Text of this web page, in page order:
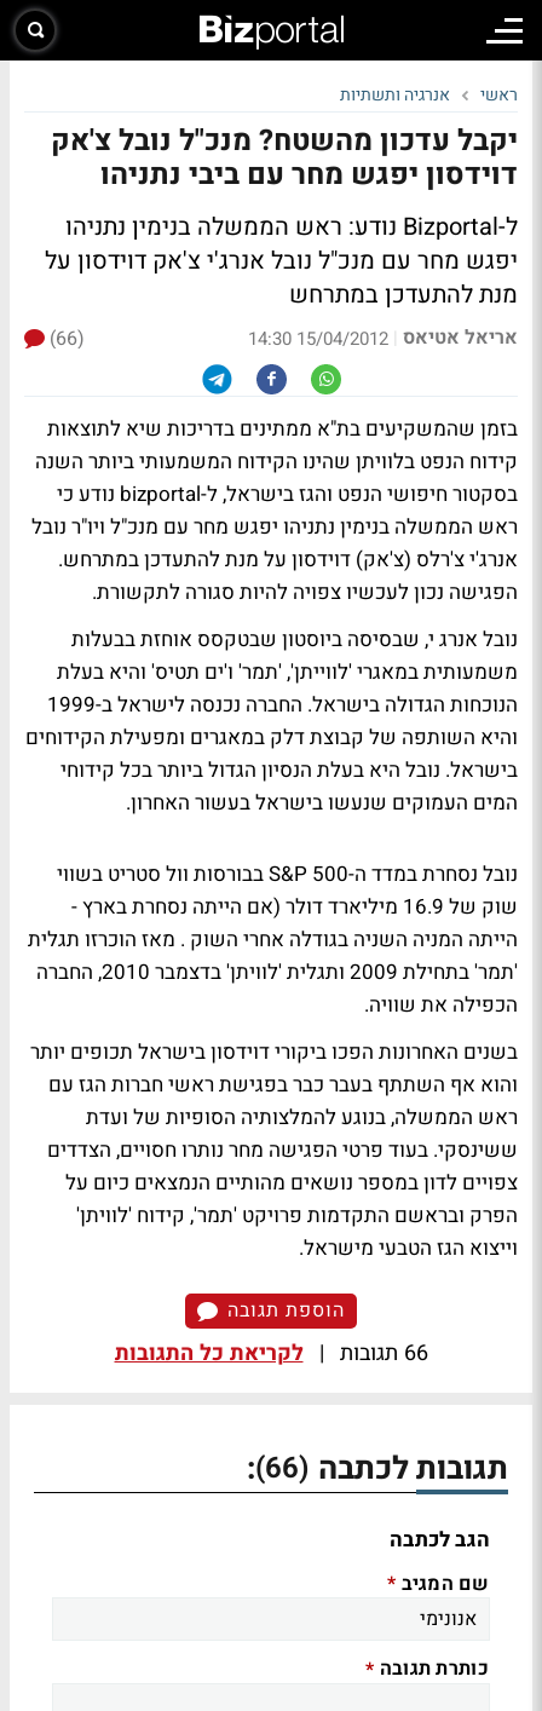
ראשי אנרגיה ותשתיות
יקבל עדכון מהשטח? מנכ"ל נובל צ'אק
דוידסון יפגש מחר עם ביבי נתניהו
ל-Bizportal נודע: ראש הממשלה בנימין נתניהו
יפגש מחר עם מנכ"ל נובל אנרג'י צ'אק דוידסון על
מנת להתעדכן במתרחש
אריאל אטיאס |
15/04/2012 14:30
(66)
בזמן שהמשקיעים בת"א ממתינים בדריכות שיא לתוצאות
קידוח הנפט בלוויתן שהינו הקידוח המשמעותי ביותר השנה
בסקטור חיפושי הנפט והגז בישראל, ל-bizportal נודע כי
ראש הממשלה בנימין נתניהו יפגש מחר עם מנכ"ל ויו"ר נובל
אנרג'י צ'רלס (צ'אק) דוידסון על מנת להתעדכן במתרחש.
הפגישה נכון לעכשיו צפויה להיות סגורה לתקשורת.
נובל אנרג י, שבסיסה ביוסטון שבטקסס אוחזת בבעלות
משמעותית במאגרי 'לווייתן', 'תמר' ו'ים תטיס' והיא בעלת
הנוכחות הגדולה בישראל. החברה נכנסה לישראל ב-1999
והיא השותפה של קבוצת דלק במאגרים ומפעילת הקידוחים
בישראל. נובל היא בעלת הנסיון הגדול ביותר בכל קידוחי
המים העמוקים שנעשו בישראל בעשור האחרון.
נובל נסחרת במדד ה-500 S&P בבורסות וול סטריט בשווי
שוק של 16.9 מיליארד דולר (אם הייתה נסחרת בארץ -
הייתה המניה השניה בגודלה אחרי השוק . מאז הוכרזו תגלית
'תמר' בתחילת 2009 ותגלית 'לוויתן' בדצמבר 2010, החברה
הכפילה את שוויה.
בשנים האחרונות הפכו ביקורי דוידסון בישראל תכופים יותר
והוא אף השתתף בעבר כבר בפגישת ראשי חברות הגז עם
ראש הממשלה, בנוגע להמלצותיה הסופיות של ועדת
ששינסקי. בעוד פרטי הפגישה מחר נותרו חסויים, הצדדים
צפויים לדון במספר נושאים מהותיים הנמצאים כיום על
הפרק ובראשם התקדמות פרויקט 'תמר', קידוח 'לוויתן'
וייצוא הגז הטבעי מישראל.
הוספת תגובה
66 תגובות | לקריאת כל התגובות
תגובות לכתבה (66)
:
הגב לכתבה
שם המגיב *
כותרת תגובה *